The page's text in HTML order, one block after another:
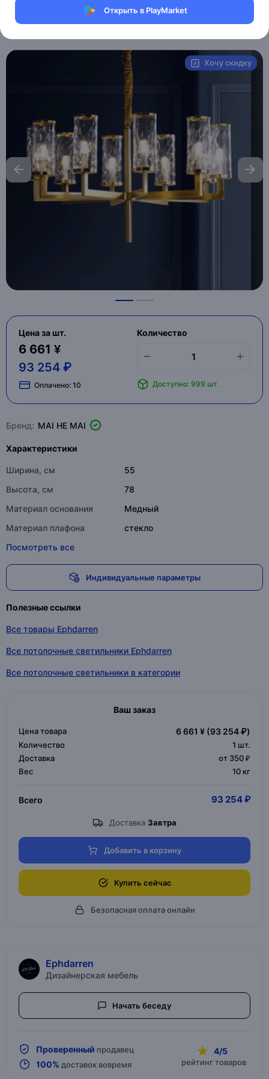
Открыть в PlayMarket
Магазин Ephdarren
Хочу скидку
Цена за шт.
6 661 ¥
93 254 ₽
Оплачено: 10
Количество
Доступно: 999 шт.
Бренд: MAI HE MAI
Характеристики
Ширина, см
55
Высота, см
78
Материал основания
Медный
Материал плафона
стекло
Посмотреть все
Индивидуальные параметры
Полезные ссылки
Все товары Ephdarren
Все потолочные светильники Ephdarren
Все потолочные светильники в категории
Ваш заказ
Цена товара 6 661 ¥ (93 254 ₽)
Количество 1 шт.
Доставка
от 350 ₽
Вес
10 кг
Всего 93 254 ₽
Доставка Завтра
Добавить в корзину
Купить сейчас
Безопасная оплата онлайн
Ephdarren
Дизайнерская мебель
Начать беседу
Проверенный продавец
100% доставок вовремя
4/5
рейтинг товаров